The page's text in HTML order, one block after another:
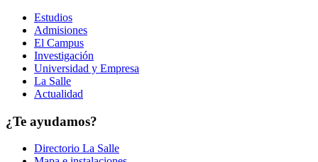
Estudios
Admisiones
El Campus
Investigación
Universidad y Empresa
La Salle
Actualidad
¿Te ayudamos?
Directorio La Salle